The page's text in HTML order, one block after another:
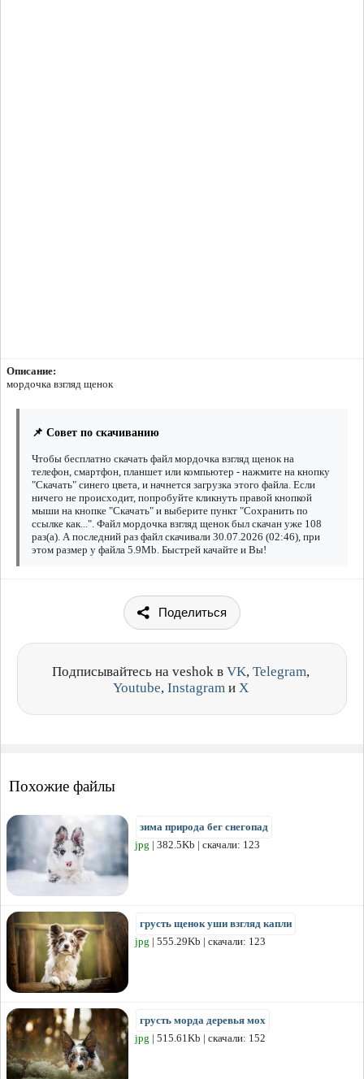
Описание:
мордочка взгляд щенок
📌 Совет по скачиванию
Чтобы бесплатно скачать файл мордочка взгляд щенок на
телефон, смартфон, планшет или компьютер - нажмите на кнопку
"Скачать" синего цвета, и начнется загрузка этого файла. Если
ничего не происходит, попробуйте кликнуть правой кнопкой
мыши на кнопке "Скачать" и выберите пункт "Сохранить по
ссылке как...". Файл мордочка взгляд щенок был скачан уже 108
раз(а). А последний раз файл скачивали 30.07.2026 (02:46), при
этом размер у файла 5.9Mb. Быстрей качайте и Вы!
Поделиться
Подписывайтесь на veshok в VK, Telegram,
Youtube, Instagram и X
Похожие файлы
зима природа бег снегопад
jpg | 382.5Kb | скачали: 123
грусть щенок уши взгляд капли
jpg | 555.29Kb | скачали: 123
грусть морда деревья мох
jpg | 515.61Kb | скачали: 152